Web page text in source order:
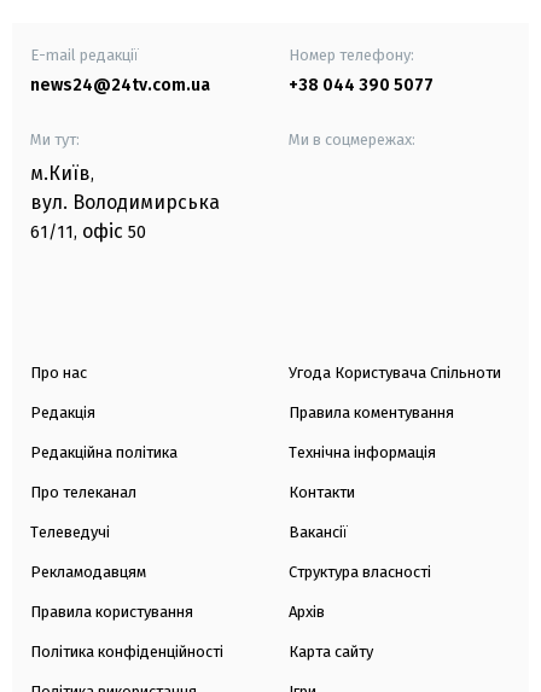
E-mail редакції
news24@24tv.com.ua
Номер телефону:
+38 044 390 5077
Ми тут:
м.Київ,
вул. Володимирська
61/11, офіс 50
Ми в соцмережах:
Про нас
Редакція
Редакційна політика
Про телеканал
Телеведучі
Рекламодавцям
Правила користування
Політика конфіденційності
Угода Користувача Спільноти
Правила коментування
Технічна інформація
Контакти
Вакансії
Структура власності
Архів
Карта сайту